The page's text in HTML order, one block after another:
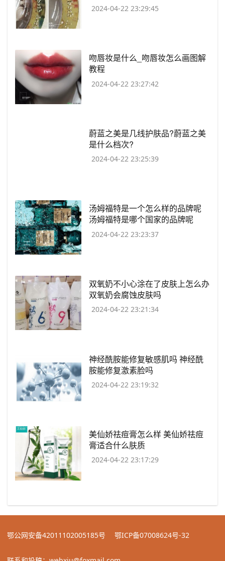
2024-04-22 23:29:45
​吻唇妆是什么_吻唇妆怎么画图解
教程
2024-04-22 23:27:42
​蔚蓝之美是几线护肤品?蔚蓝之美
是什么档次?
2024-04-22 23:25:39
​汤姆福特是一个怎么样的品牌呢
汤姆福特是哪个国家的品牌呢
2024-04-22 23:23:37
​双氧奶不小心涂在了皮肤上怎么办
双氧奶会腐蚀皮肤吗
2024-04-22 23:21:34
​神经酰胺能修复敏感肌吗 神经酰
胺能修复激素脸吗
2024-04-22 23:19:32
​美仙娇祛痘膏怎么样 美仙娇祛痘
膏适合什么肤质
2024-04-22 23:17:29
鄂公网安备42011102005185号 鄂ICP备07008624号-32